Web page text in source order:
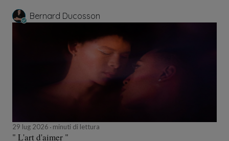
Bernard Ducosson
29 lug 2026 minuti di lettura
" L'art d'aimer "